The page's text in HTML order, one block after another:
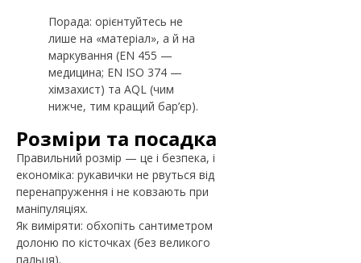
Порада: орієнтуйтесь не
лише на «матеріал», а й на
маркування (EN 455 —
медицина; EN ISO 374 —
хімзахист) та AQL (чим
нижче, тим кращий бар’єр).
Розміри та посадка
Правильний розмір — це і безпека, і
економіка: рукавички не рвуться від
перенапруження і не ковзають при
маніпуляціях.
Як виміряти: обхопіть сантиметром
долоню по кісточках (без великого
пальця).